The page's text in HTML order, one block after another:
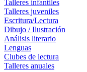
Talleres infantiles
Talleres juveniles
Escritura/Lectura
Dibujo / Ilustración
Análisis literario
Lenguas
Clubes de lectura
Talleres anuales